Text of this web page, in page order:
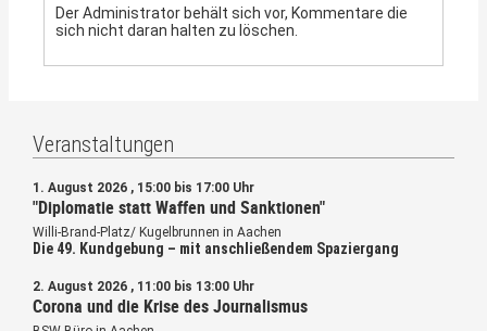
Der Administrator behält sich vor, Kommentare die
sich nicht daran halten zu löschen.
Veranstaltungen
1. August 2026 , 15:00 bis 17:00 Uhr
"Diplomatie statt Waffen und Sanktionen"
Willi-Brand-Platz/ Kugelbrunnen in Aachen
Die 49. Kundgebung – mit anschließendem Spaziergang
2. August 2026 , 11:00 bis 13:00 Uhr
Corona und die Krise des Journalismus